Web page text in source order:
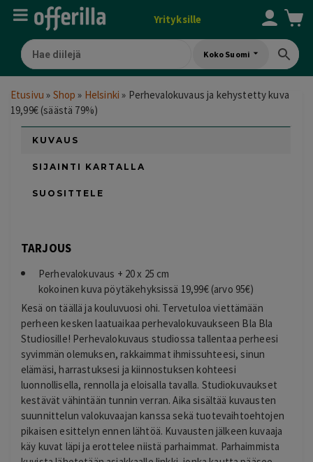
Yrityksille
Koko Suomi
Etusivu » Shop » Helsinki » Perhevalokuvaus ja kehystetty kuva
19,99€ (säästä 79%)
KUVAUS
SIJAINTI KARTALLA
SUOSITTELE
TARJOUS
Perhevalokuvaus + 20 x 25 cm
kokoinen kuva pöytäkehyksissä 19,99€ (arvo 95€)
Kesä on täällä ja kouluvuosi ohi. Tervetuloa viettämään
perheen kesken laatuaikaa perhevalokuvaukseen Bla Bla
Studiosille! Perhevalokuvaus studiossa tallentaa perheesi
syvimmän olemuksen, rakkaimmat ihmissuhteesi, sinun
elämäsi, harrastuksesi ja kiinnostuksen kohteesi
luonnollisella, rennolla ja eloisalla tavalla. Studiokuvaukset
kestävät vähintään tunnin verran. Aika sisältää kuvausten
suunnittelun valokuvaajan kanssa sekä tuotevaihtoehtojen
pikaisen esittelyn ennen lähtöä. Kuvausten jälkeen kuvaaja
käy kuvat läpi ja erottelee niistä parhaimmat. Parhaimmista